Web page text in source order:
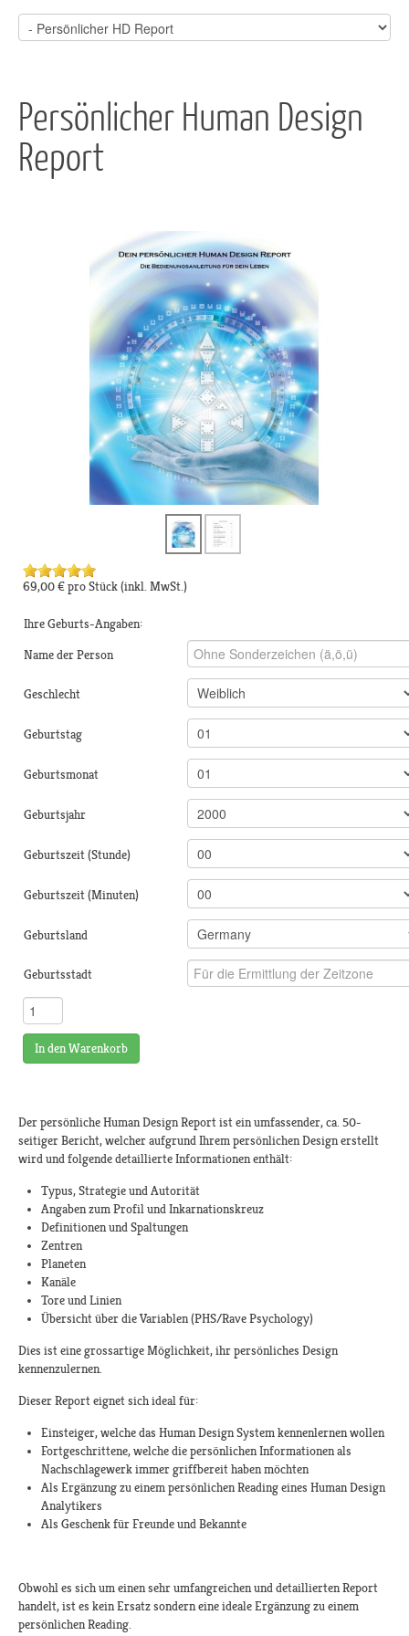
Persönlicher Human Design
Report
69,00 €pro Stück(inkl. MwSt.)
Ihre Geburts-Angaben:
Name der Person
Geschlecht
Geburtstag
Geburtsmonat
Geburtsjahr
Geburtszeit (Stunde)
Geburtszeit (Minuten)
Geburtsland
Geburtsstadt
In den Warenkorb
Der persönliche Human Design Report ist ein umfassender, ca. 50-
seitiger Bericht, welcher aufgrund Ihrem persönlichen Design erstellt
wird und folgende detaillierte Informationen enthält:
Typus, Strategie und Autorität
Angaben zum Profil und Inkarnationskreuz
Definitionen und Spaltungen
Zentren
Planeten
Kanäle
Tore und Linien
Übersicht über die Variablen (PHS/Rave Psychology)
Dies ist eine grossartige Möglichkeit, ihr persönliches Design
kennenzulernen.
Dieser Report eignet sich ideal für:
Einsteiger, welche das Human Design System kennenlernen wollen
Fortgeschrittene, welche die persönlichen Informationen als
Nachschlagewerk immer griffbereit haben möchten
Als Ergänzung zu einem persönlichen Reading eines Human Design
Analytikers
Als Geschenk für Freunde und Bekannte
Obwohl es sich um einen sehr umfangreichen und detaillierten Report
handelt, ist es kein Ersatz sondern eine ideale Ergänzung zu einem
persönlichen Reading.